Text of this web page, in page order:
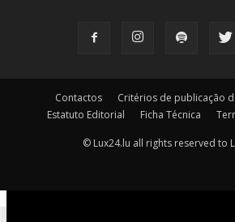
Contactos
Critérios de publicação
Estatuto Editorial
Ficha Técnica
© Lux24.lu all rights reserved to